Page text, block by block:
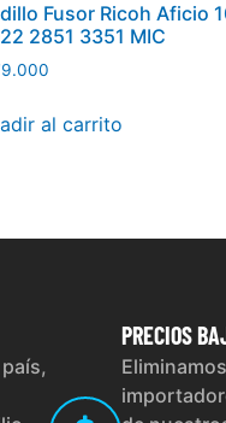
Fusor Ricoh Aficio
2851 3351 MIC
al carrito
PRECIOS